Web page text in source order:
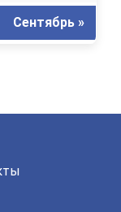
Сентябрь »